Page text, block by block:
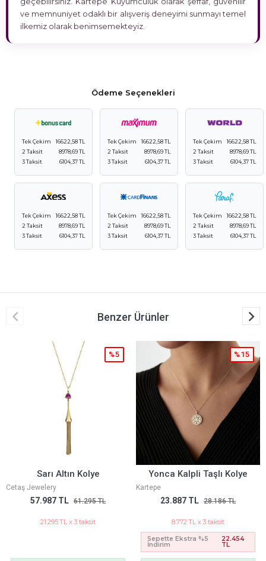
ve memnuniyet odaklı bir alışveriş deneyimi sunmayı temel
ilkemiz olarak benimsemekteyiz.
Ödeme Seçenekleri
Tek Çekim
16622,58 TL
2 Taksit
8978,69 TL
3 Taksit
6104,37 TL
Tek Çekim
16622,58 TL
2 Taksit
8978,69 TL
3 Taksit
6104,37 TL
Tek Çekim
16622,58 TL
2 Taksit
8978,69 TL
3 Taksit
6104,37 TL
Tek Çekim
16622,58 TL
2 Taksit
8978,69 TL
3 Taksit
6104,37 TL
Tek Çekim
16622,58 TL
2 Taksit
8978,69 TL
3 Taksit
6104,37 TL
Tek Çekim
16622,58 TL
2 Taksit
8978,69 TL
3 Taksit
6104,37 TL
Benzer Ürünler
Yonca Kalpli Taşlı Kolye
Kartepe
23.887 TL 28.186 TL
%15
8.772 TL x 3 taksit
Yonca Kalp Taşlı Kolye
Kartepe
16.477 TL 19.443 TL
%15
6.051 TL x 3 taksit
Sepette Ekstra %5
İndirim
15.489
TL